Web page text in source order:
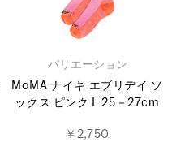
バリエーション
MoMA ナイキ エブリデイ ソ
ックス ピンク L 25－27cm
￥2,750